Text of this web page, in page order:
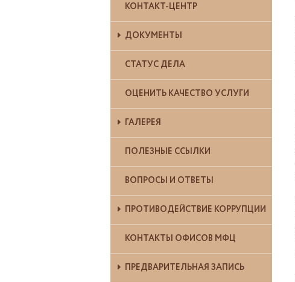
КОНТАКТ-ЦЕНТР
ДОКУМЕНТЫ
СТАТУС ДЕЛА
ОЦЕНИТЬ КАЧЕСТВО УСЛУГИ
ГАЛЕРЕЯ
ПОЛЕЗНЫЕ ССЫЛКИ
ВОПРОСЫ И ОТВЕТЫ
ПРОТИВОДЕЙСТВИЕ КОРРУПЦИИ
КОНТАКТЫ ОФИСОВ МФЦ
ПРЕДВАРИТЕЛЬНАЯ ЗАПИСЬ